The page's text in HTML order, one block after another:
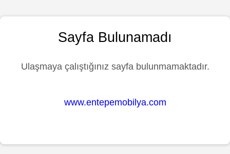
Sayfa Bulunamadı
Ulaşmaya çalıştığınız sayfa bulunmamaktadır.
www.entepemobilya.com